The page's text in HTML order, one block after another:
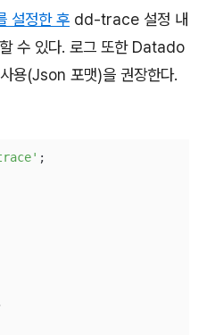
설정한 후 dd-trace 설정 내
수 있다. 로그 또한 Datado
용(Json 포맷)을 권장한다.
;